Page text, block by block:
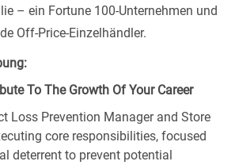
– ein Fortune 100-Unternehmen und
Off-Price-Einzelhändler.
To The Growth Of Your Career
Loss Prevention Manager and Store
core responsibilities, focused
deterrent to prevent potential